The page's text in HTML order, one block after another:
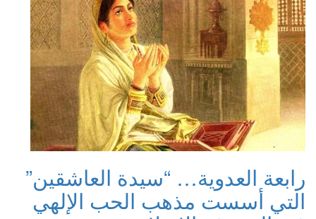
رابعة العدوية… “سيدة العاشقين”
التي أسست مذهب الحب الإلهي